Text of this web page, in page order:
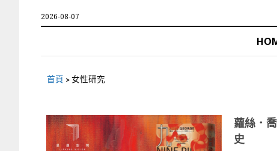
2026-08-07
首頁 >女性研究
蘿絲．
史